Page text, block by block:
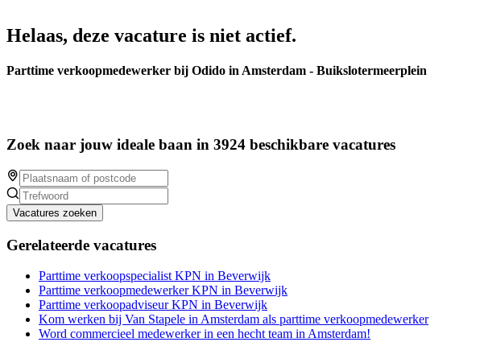
Helaas, deze vacature is niet actief.
Parttime verkoopmedewerker bij Odido in Amsterdam - Buikslotermeerplein
Zoek naar jouw ideale baan in 3924 beschikbare vacatures
Vacatures zoeken
Gerelateerde vacatures
Parttime verkoopspecialist KPN in Beverwijk
Parttime verkoopmedewerker KPN in Beverwijk
Parttime verkoopadviseur KPN in Beverwijk
Kom werken bij Van Stapele in Amsterdam als parttime verkoopmedewerker
Word commercieel medewerker in een hecht team in Amsterdam!